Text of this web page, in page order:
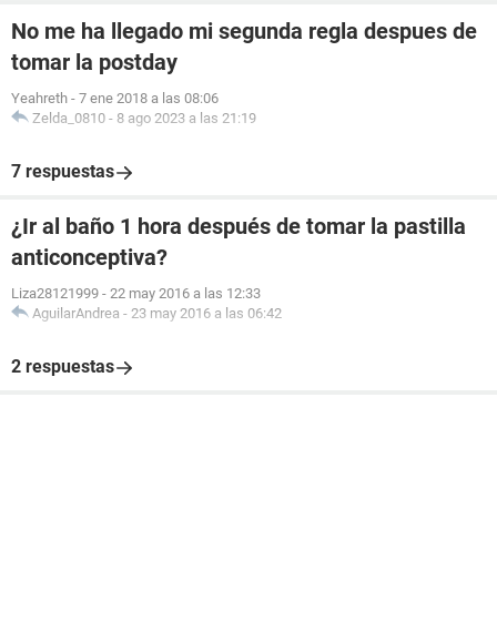
No me ha llegado mi segunda regla despues de
tomar la postday
Yeahreth - 7 ene 2018 a las 08:06
Zelda_0810 - 8 ago 2023 a las 21:19
7 respuestas
¿Ir al baño 1 hora después de tomar la pastilla
anticonceptiva?
Liza28121999 - 22 may 2016 a las 12:33
AguilarAndrea - 23 may 2016 a las 06:42
2 respuestas